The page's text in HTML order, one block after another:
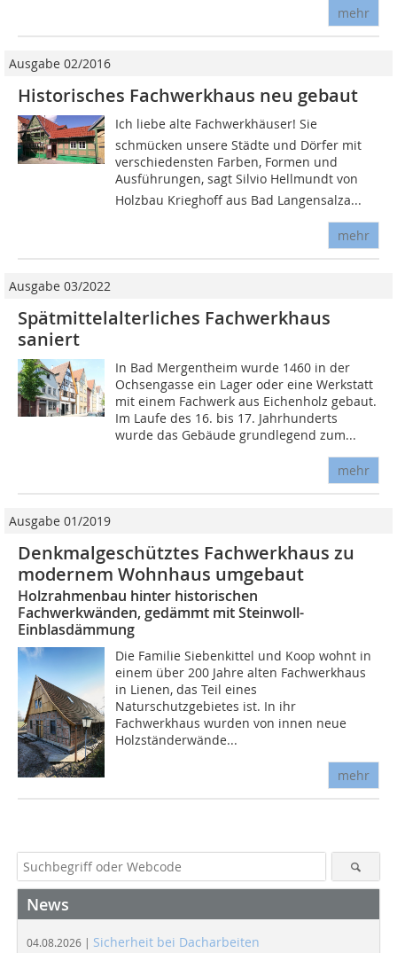
mehr
Ausgabe 02/2016
Historisches Fachwerkhaus neu gebaut
Ich liebe alte Fachwerkhäuser! Sie
schmücken unsere Städte und Dörfer mit
verschiedensten Farben, Formen und
Ausführungen, sagt Silvio Hellmundt von
Holzbau Krieghoff aus Bad Langensalza...
mehr
Ausgabe 03/2022
Spätmittelalterliches Fachwerkhaus
saniert
In Bad Mergentheim wurde 1460 in der
Ochsengasse ein Lager oder eine Werkstatt
mit einem Fachwerk aus Eichenholz gebaut.
Im Laufe des 16. bis 17. Jahrhunderts
wurde das Gebäude grundlegend zum...
mehr
Ausgabe 01/2019
Denkmalgeschütztes Fachwerkhaus zu
modernem Wohnhaus umgebaut
Holzrahmenbau hinter historischen
Fachwerkwänden, gedämmt mit Steinwoll-
Einblasdämmung
Die Familie Siebenkittel und Koop wohnt in
einem über 200 Jahre alten Fachwerkhaus
in Lienen, das Teil eines
Naturschutzgebietes ist. In ihr
Fachwerkhaus wurden von innen neue
Holzständerwände...
mehr
News
04.08.2026 | Sicherheit bei Dacharbeiten